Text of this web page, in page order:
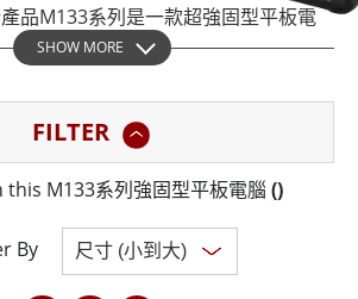
品M133系列是一款超強固型平板電
造和車輛診斷等具有挑戰性的環境的
英寸陽光下可讀IPS顯示器，全高清解
像素，該顯示器經過專門設計，可保持
在明亮的陽光下也能更輕鬆地閱讀內
能在工人經常需要在戶外操作的工業
SHOW MORE
FILTER
M133系列強固型平板電腦 ()
By